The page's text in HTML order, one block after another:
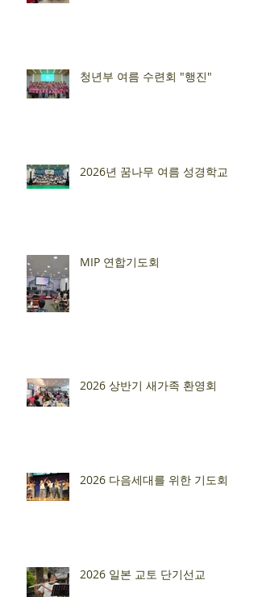
청년부 여름 수련회 "행진"
2026년 꿈나무 여름 성경학교
MIP 연합기도회
2026 상반기 새가족 환영회
2026 다음세대를 위한 기도회
2026 일본 교토 단기선교